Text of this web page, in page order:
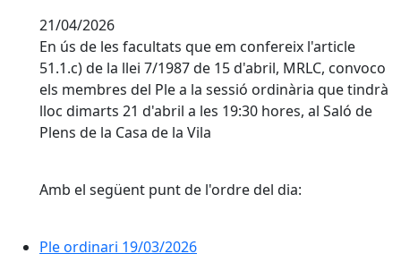
21/04/2026
En ús de les facultats que em confereix l'article
51.1.c) de la llei 7/1987 de 15 d'abril, MRLC, convoco
els membres del Ple a la sessió ordinària que tindrà
lloc dimarts 21 d'abril a les 19:30 hores, al Saló de
Plens de la Casa de la Vila
Amb el següent punt de l'ordre del dia:
Ple ordinari 19/03/2026
Ple ordinari 19/03/2026